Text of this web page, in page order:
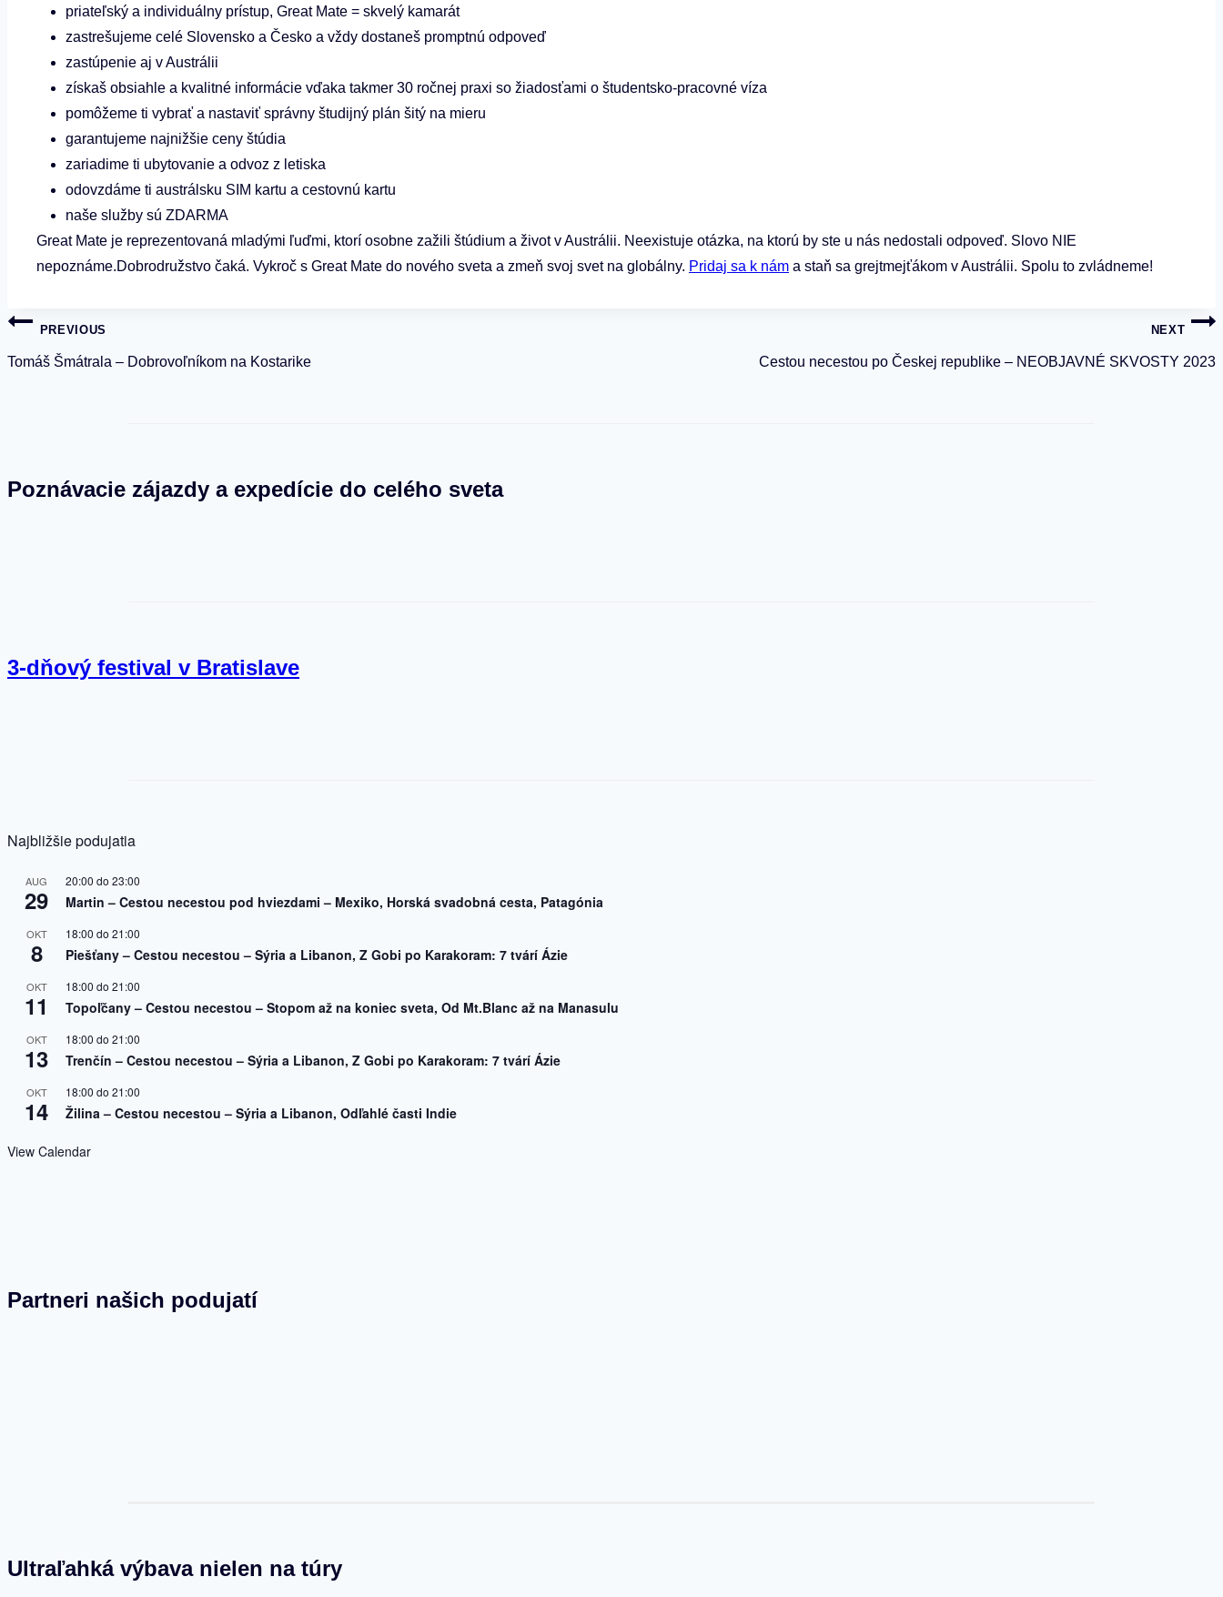
priateľský a individuálny prístup, Great Mate = skvelý kamarát
zastrešujeme celé Slovensko a Česko a vždy dostaneš promptnú odpoveď
zastúpenie aj v Austrálii
získaš obsiahle a kvalitné informácie vďaka takmer 30 ročnej praxi so žiadosťami o študentsko-pracovné víza
pomôžeme ti vybrať a nastaviť správny študijný plán šitý na mieru
garantujeme najnižšie ceny štúdia
zariadime ti ubytovanie a odvoz z letiska
odovzdáme ti austrálsku SIM kartu a cestovnú kartu
naše služby sú ZDARMA
Great Mate je reprezentovaná mladými ľuďmi, ktorí osobne zažili štúdium a život v Austrálii. Neexistuje otázka, na ktorú by ste u nás nedostali odpoveď. Slovo NIE
nepoznáme.Dobrodružstvo čaká. Vykroč s Great Mate do nového sveta a zmeň svoj svet na globálny. Pridaj sa k nám a staň sa grejtmejťákom v Austrálii. Spolu to zvládneme!
Navigácia
v
PREVIOUS
Tomáš Šmátrala – Dobrovoľníkom na Kostarike
NEXT
Cestou necestou po Českej republike – NEOBJAVNÉ SKVOSTY 2023
Poznávacie zájazdy a expedície do celého sveta
3-dňový festival v Bratislave
Najbližšie podujatia
AUG
29
20:00 do 23:00
Martin – Cestou necestou pod hviezdami – Mexiko, Horská svadobná cesta, Patagónia
OKT
8
18:00 do 21:00
Piešťany – Cestou necestou – Sýria a Libanon, Z Gobi po Karakoram: 7 tvárí Ázie
OKT
11
18:00 do 21:00
Topoľčany – Cestou necestou – Stopom až na koniec sveta, Od Mt.Blanc až na Manasulu
OKT
13
18:00 do 21:00
Trenčín – Cestou necestou – Sýria a Libanon, Z Gobi po Karakoram: 7 tvárí Ázie
OKT
14
18:00 do 21:00
Žilina – Cestou necestou – Sýria a Libanon, Odľahlé časti Indie
View Calendar
Partneri našich podujatí
Ultraľahká výbava nielen na túry